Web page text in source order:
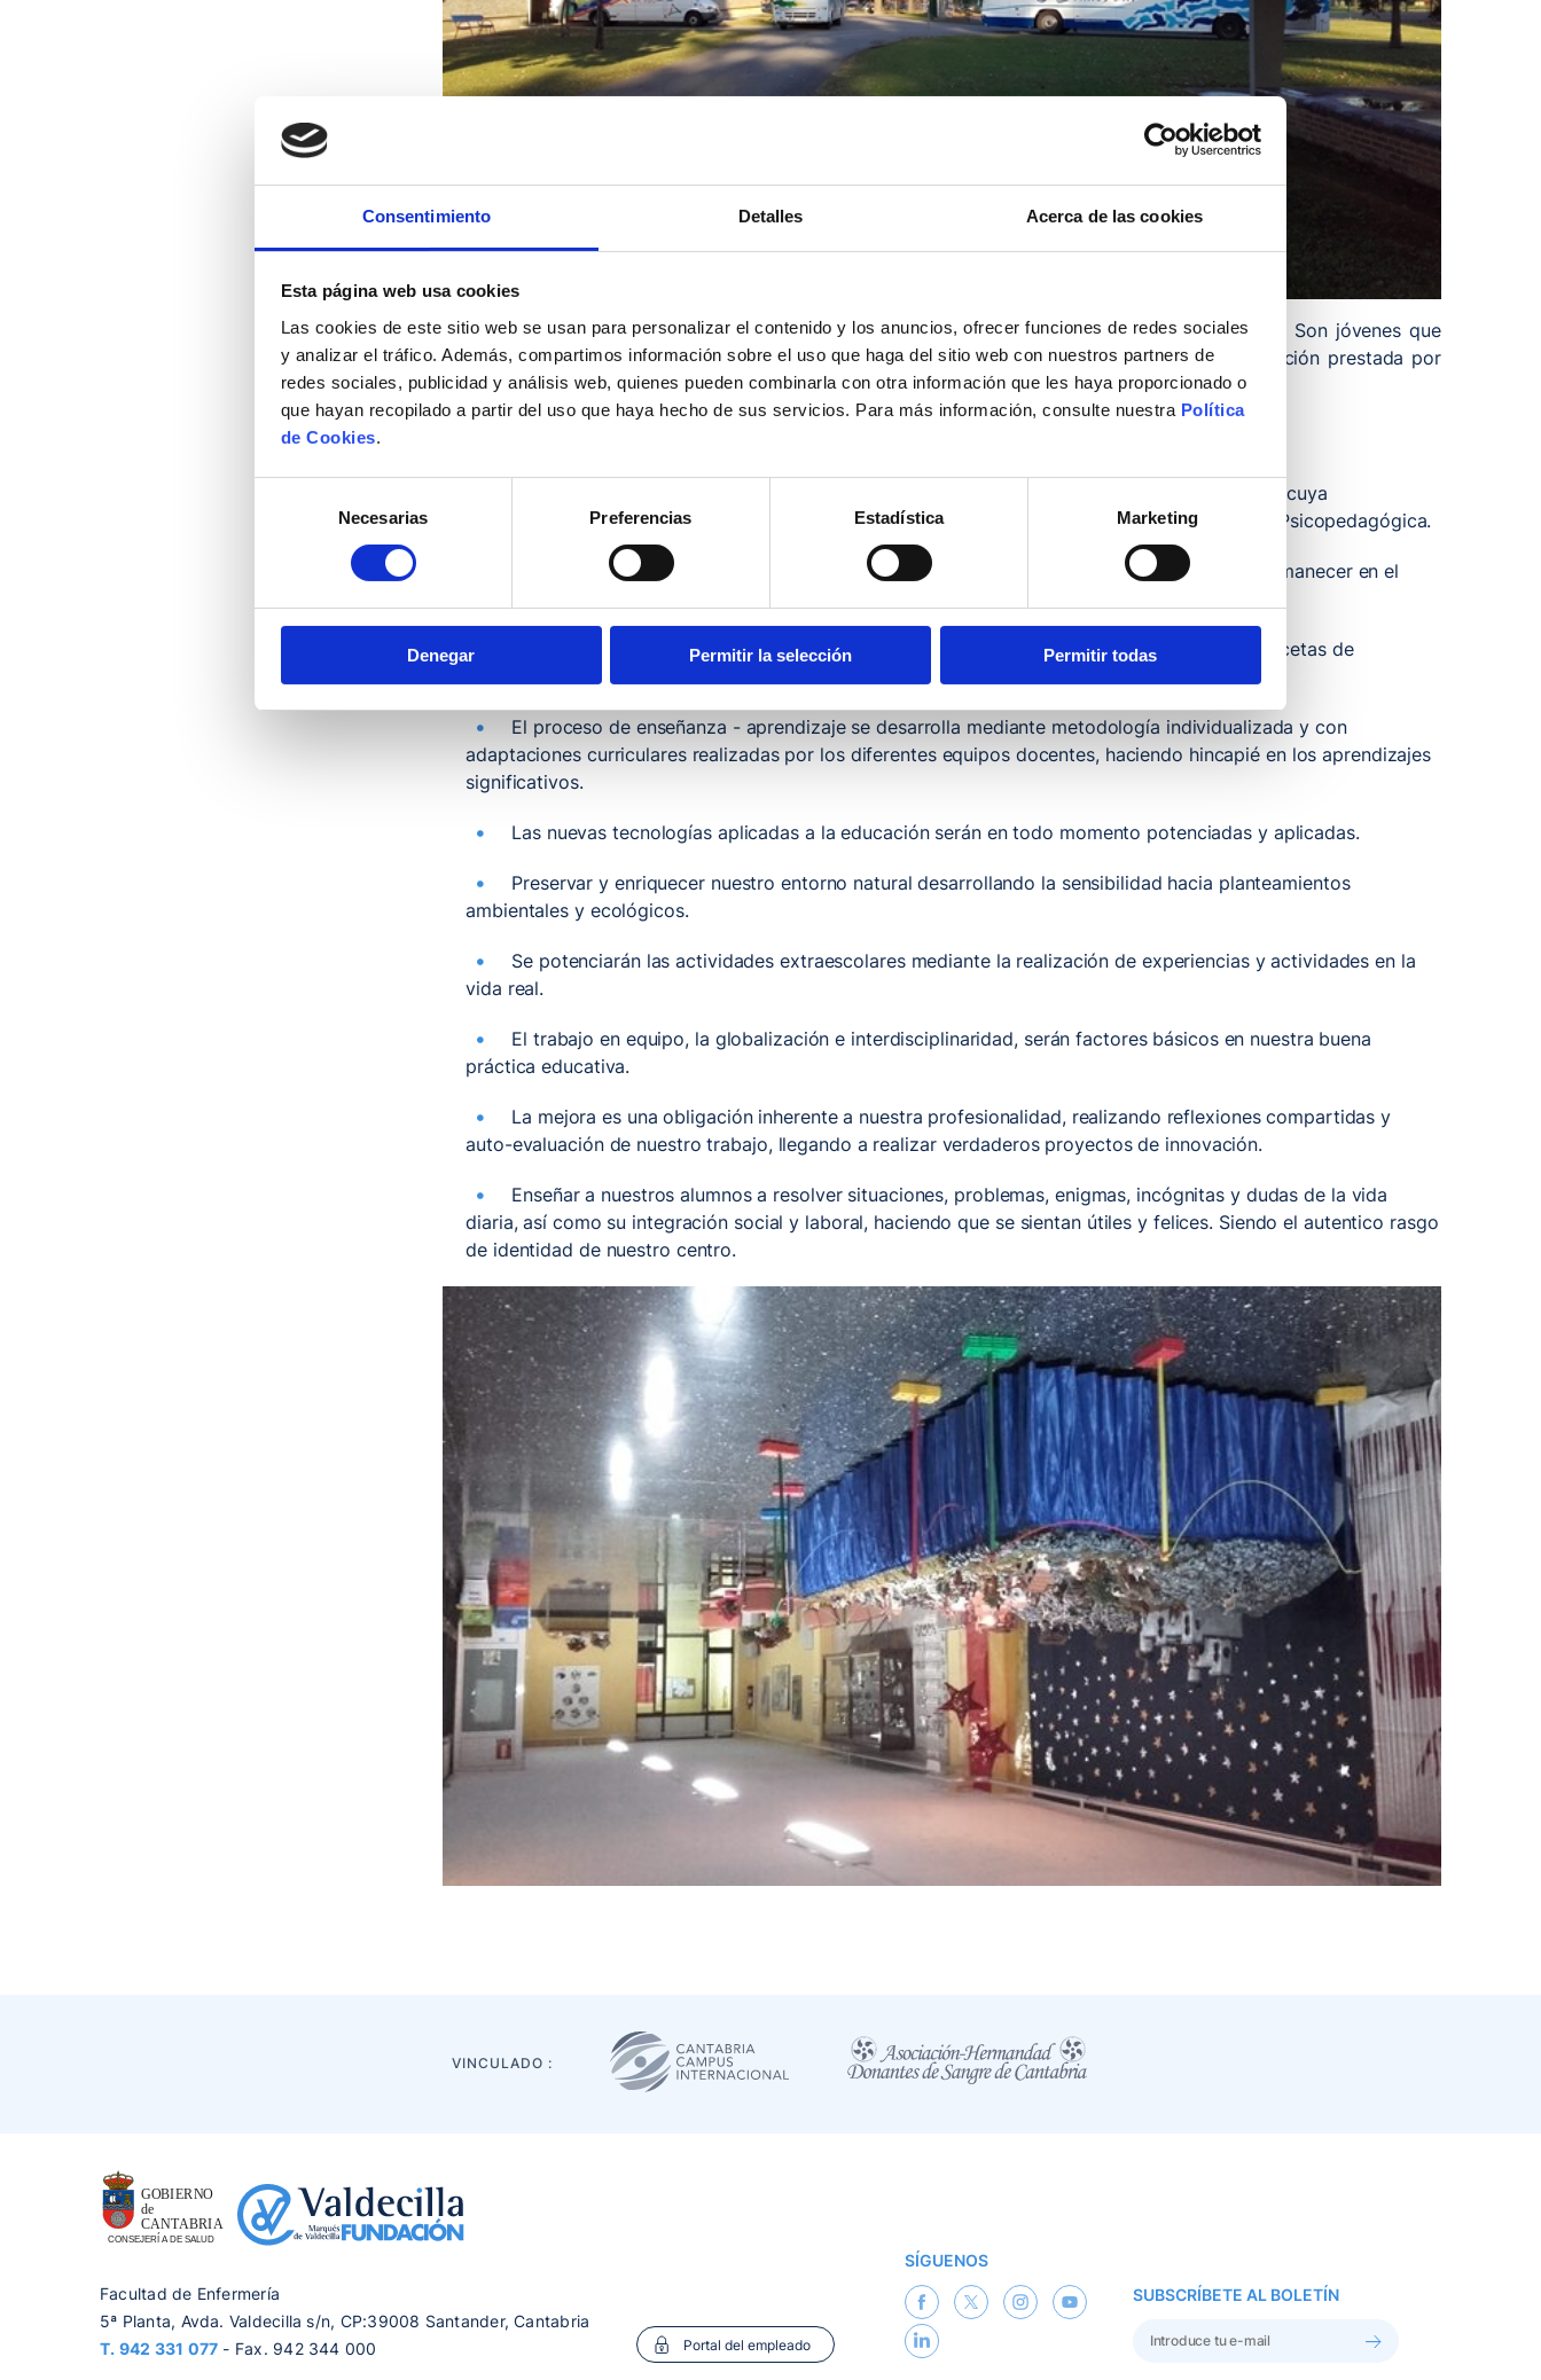
Consentimiento Detalles Acerca de las cookies
Esta página web usa cookies
Las cookies de este sitio web se usan para personalizar el contenido y los anuncios, ofrecer funciones de redes sociales
y analizar el tráfico. Además, compartimos información sobre el uso que haga del sitio web con nuestros partners de
redes sociales, publicidad y análisis web, quienes pueden combinarla con otra información que les haya proporcionado o
que hayan recopilado a partir del uso que haya hecho de sus servicios. Para más información, consulte nuestra Política
de Cookies.
consentimiento
Necesarias Preferencias Estadística Marketing
Denegar Permitir la selección Permitir todas
También existe un tercer grupo de muchachos que están en los programas de garantía social. Son jóvenes que
están recibiendo educación especial dentro del sistema educativo ordinario esto es una educación prestada por
nuestra consejería de educación en definitiva de capacitación profesional.
El C.P. Parayas atiende a alumnos de 3 a 21 años, con diversos grados de discapacidad y cuya
escolarización ha sido dictaminada por el correspondiente Equipo de Orientación Educativa y Psicopedagógica.
Es un Centro de carácter regional, que al disponer de residencia, los alumnos pueden permanecer en el
Pretende conseguir el máximo desarrollo de sus capacidades físicas y mentales en sus facetas de
habilidades sociales, autonomía personal y habilidades instrumentales.
El proceso de enseñanza - aprendizaje se desarrolla mediante metodología individualizada y con
adaptaciones curriculares realizadas por los diferentes equipos docentes, haciendo hincapié en los aprendizajes
significativos.
Las nuevas tecnologías aplicadas a la educación serán en todo momento potenciadas y aplicadas.
Preservar y enriquecer nuestro entorno natural desarrollando la sensibilidad hacia planteamientos
ambientales y ecológicos.
Se potenciarán las actividades extraescolares mediante la realización de experiencias y actividades en la
vida real.
El trabajo en equipo, la globalización e interdisciplinaridad, serán factores básicos en nuestra buena
práctica educativa.
La mejora es una obligación inherente a nuestra profesionalidad, realizando reflexiones compartidas y
auto-evaluación de nuestro trabajo, llegando a realizar verdaderos proyectos de innovación.
Enseñar a nuestros alumnos a resolver situaciones, problemas, enigmas, incógnitas y dudas de la vida
diaria, así como su integración social y laboral, haciendo que se sientan útiles y felices. Siendo el autentico rasgo
de identidad de nuestro centro.
VINCULADO :
Facultad de Enfermería
5ª Planta, Avda. Valdecilla s/n, CP:39008 Santander, Cantabria
T. 942 331 077 - Fax. 942 344 000 Portal del empleado
SÍGUENOS
SUBSCRÍBETE AL BOLETÍN